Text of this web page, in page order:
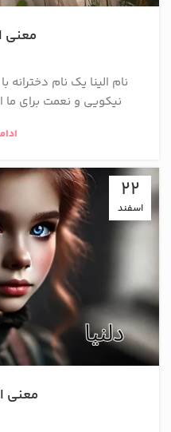
معنی
نام الینا یک نام
نيكويی و نعمت برای
22
اسفند
معنی